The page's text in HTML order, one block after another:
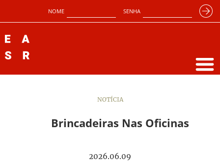
NOME SENHA
NOTÍCIA
Brincadeiras Nas Oficinas
2026.06.09